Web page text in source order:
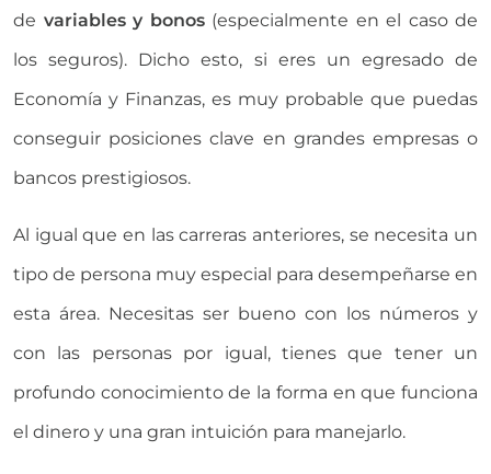
de variables y bonos(especialmente en el caso de
los seguros). Dicho esto, si eres un egresado de
Economía y Finanzas, es muy probable que puedas
conseguir posiciones clave en grandes empresas o
bancos prestigiosos.
Al igual que en las carreras anteriores, se necesita un
tipo de persona muy especial para desempeñarse en
esta área. Necesitas ser bueno con los números y
con las personas por igual, tienes que tener un
profundo conocimiento de la forma en que funciona
el dinero y una gran intuición para manejarlo.